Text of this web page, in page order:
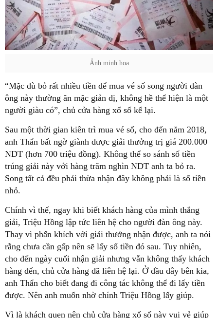
Ảnh minh họa
“Mặc dù bỏ rất nhiều tiền để mua vé số song người đàn
ông này thường ăn mặc giản dị, không hề thể hiện là một
người giàu có”, chủ cửa hàng xổ số kể lại.
Sau một thời gian kiên trì mua vé số, cho đến năm 2018,
anh Thẩn bất ngờ giành được giải thưởng trị giá 200.000
NDT (hơn 700 triệu đồng). Không thể so sánh số tiền
trúng giải này với hàng trăm nghìn NDT anh ta bỏ ra.
Song tất cả đều phải thừa nhận đây không phải là số tiền
nhỏ.
Chính vì thế, ngay khi biết khách hàng của mình thắng
giải, Triệu Hồng lập tức liên hệ cho người đàn ông này.
Thay vì phấn khích với giải thưởng nhận được, anh ta nói
rằng chưa cần gấp nên sẽ lấy số tiền đó sau. Tuy nhiên,
cho đến ngày cuối nhận giải nhưng vẫn không thấy khách
hàng đến, chủ cửa hàng đã liên hệ lại. Ở đầu dây bên kia,
anh Thẩn cho biết đang đi công tác không thể đi lấy tiền
được. Nên anh muốn nhờ chính Triệu Hồng lấy giúp.
Vì là khách quen nên chủ cửa hàng xổ số này vui vẻ giúp